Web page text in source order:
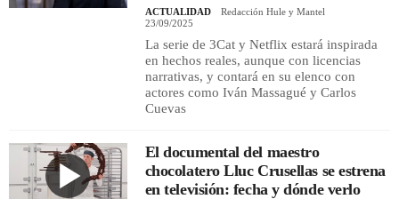
ACTUALIDAD
Redacción Hule y Mantel
23/09/2025
La serie de 3Cat y Netflix estará inspirada
en hechos reales, aunque con licencias
narrativas, y contará en su elenco con
actores como Iván Massagué y Carlos
Cuevas
El documental del maestro
chocolatero Lluc Crusellas se estrena
en televisión: fecha y dónde verlo